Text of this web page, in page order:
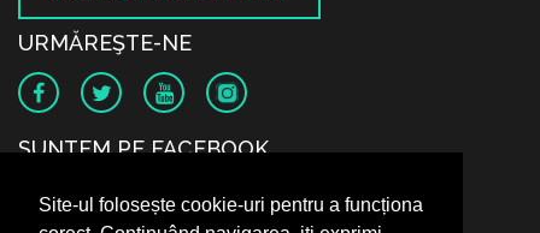
Site-ul folosește cookie-uri pentru a funcționa
URMĂREŞTE-NE
SUNTEM PE FACEBOOK